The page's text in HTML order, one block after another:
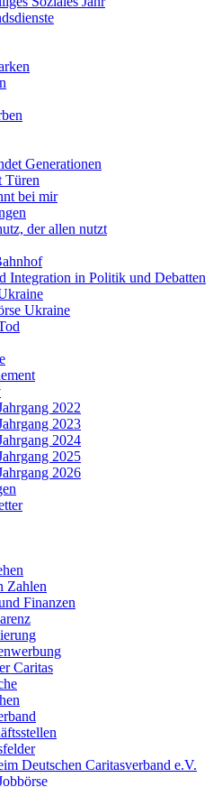
Generationen
Türen
bei mir
der allen nutzt
Integration in Politik und Debatten
Ukraine
2022
2023
2024
2025
2026
Zahlen
Finanzen
Caritas
Deutschen Caritasverband e.V.